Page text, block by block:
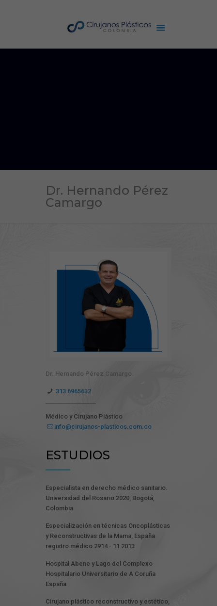
Dr. Hernando Pérez
Camargo
Dr. Hernando Pérez Camargo.
313 6965632
Médico y Cirujano Plástico
info@cirujanos-plasticos.com.co
ESTUDIOS
Especialista en derecho médico sanitario.
Universidad del Rosario 2020, Bogotá,
Colombia
Especialización en técnicas Oncoplásticas
y Reconstructivas de la Mama, España
registro médico 2914 - 11 2013
Hospital Abene y Lago del Complexo
Hospitalario Universitario de A Coruña
España
Cirujano plástico reconstructivo y estético,